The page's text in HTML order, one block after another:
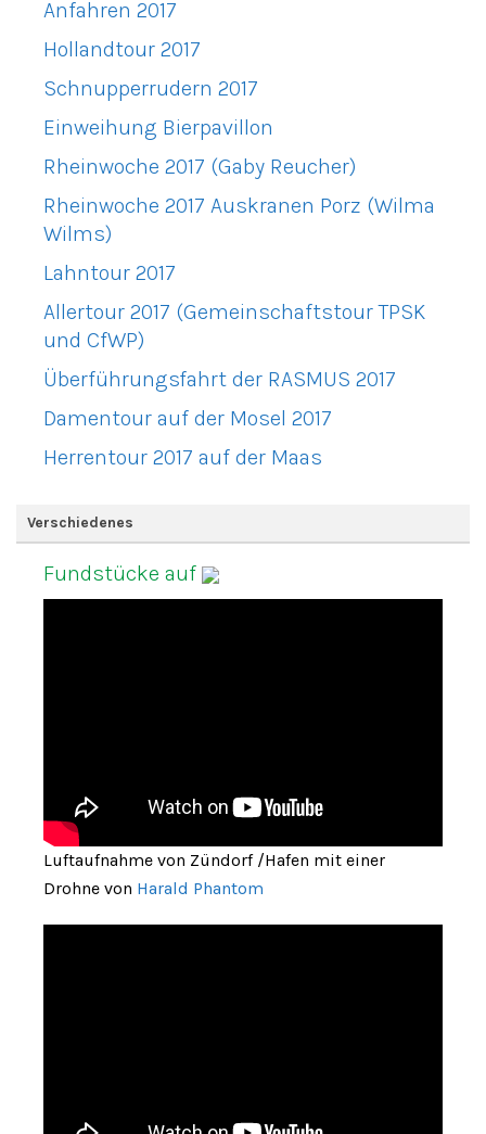
Anfahren 2017
Hollandtour 2017
Schnupperrudern 2017
Einweihung Bierpavillon
Rheinwoche 2017 (Gaby Reucher)
Rheinwoche 2017 Auskranen Porz (Wilma
Wilms)
Lahntour 2017
Allertour 2017 (Gemeinschaftstour TPSK
und CfWP)
Überführungsfahrt der RASMUS 2017
Damentour auf der Mosel 2017
Herrentour 2017 auf der Maas
Verschiedenes
Fundstücke auf
Luftaufnahme von Zündorf /Hafen mit einer
Drohne von Harald Phantom